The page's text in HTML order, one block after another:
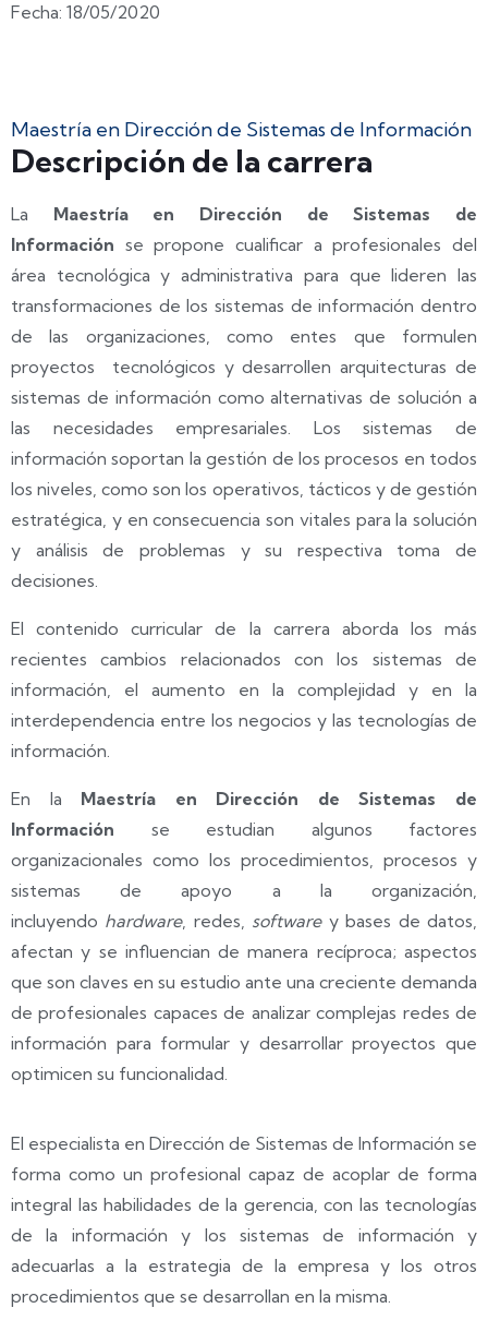
Fecha: 18/05/2020
Maestría en Dirección de Sistemas de Información
Descripción de la carrera
La Maestría en Dirección de Sistemas de
Información se propone cualificar a profesionales del
área tecnológica y administrativa para que lideren las
transformaciones de los sistemas de información dentro
de las organizaciones, como entes que formulen
proyectos tecnológicos y desarrollen arquitecturas de
sistemas de información como alternativas de solución a
las necesidades empresariales. Los sistemas de
información soportan la gestión de los procesos en todos
los niveles, como son los operativos, tácticos y de gestión
estratégica, y en consecuencia son vitales para la solución
y análisis de problemas y su respectiva toma de
decisiones.
El contenido curricular de la carrera aborda los más
recientes cambios relacionados con los sistemas de
información, el aumento en la complejidad y en la
interdependencia entre los negocios y las tecnologías de
información.
En la Maestría en Dirección de Sistemas de
Información se estudian algunos factores
organizacionales como los procedimientos, procesos y
sistemas de apoyo a la organización,
incluyendo hardware, redes, softwarey bases de datos,
afectan y se influencian de manera recíproca; aspectos
que son claves en su estudio ante una creciente demanda
de profesionales capaces de analizar complejas redes de
información para formular y desarrollar proyectos que
optimicen su funcionalidad.
El especialista en Dirección de Sistemas de Información se
forma como un profesional capaz de acoplar de forma
integral las habilidades de la gerencia, con las tecnologías
de la información y los sistemas de información y
adecuarlas a la estrategia de la empresa y los otros
procedimientos que se desarrollan en la misma.